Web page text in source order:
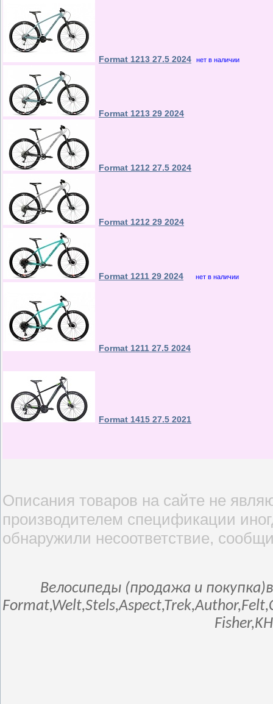
Format 1213 27.5 2024 нет в наличии
Format 1213 29 2024
Format 1212 27.5 2024
Format 1212 29 2024
Format 1211 29 2024 нет в наличии
Format 1211 27.5 2024
Format 1415 27.5 2021
Описания товаров на сайте не
производителем спецификации
обнаружили несоответствие,
Велосипеды (продажа и